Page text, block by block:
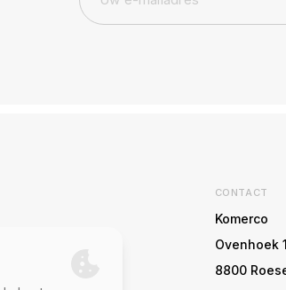
CONTACT
Komerco
Ovenhoek
8800